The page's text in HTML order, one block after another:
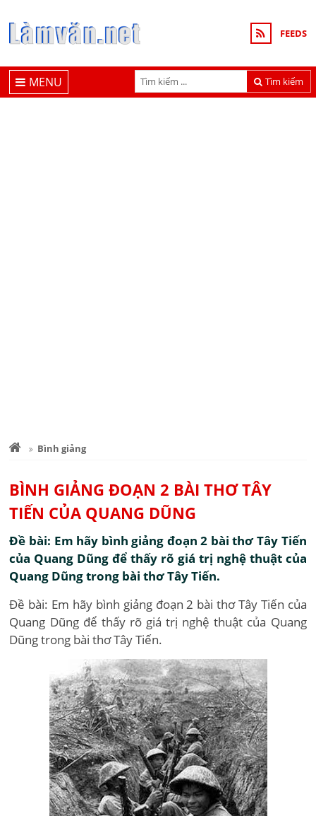
FEEDS
Tìm kiếm
MENU
Bình giảng
BÌNH GIẢNG ĐOẠN 2 BÀI THƠ TÂY
TIẾN CỦA QUANG DŨNG
Đề bài: Em hãy bình giảng đoạn 2 bài thơ Tây Tiến
của Quang Dũng để thấy rõ giá trị nghệ thuật của
Quang Dũng trong bài thơ Tây Tiến.
Đề bài: Em hãy bình giảng đoạn 2 bài thơ Tây Tiến của
Quang Dũng để thấy rõ giá trị nghệ thuật của Quang
Dũng trong bài thơ Tây Tiến.